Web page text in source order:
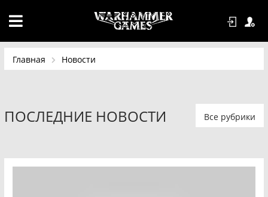
Главная Новости
ПОСЛЕДНИЕ НОВОСТИ Все рубрики